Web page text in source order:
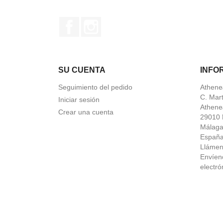
SU CUENTA
Seguimiento del pedido
Iniciar sesión
Crear una cuenta
C.
29010
Málaga
España